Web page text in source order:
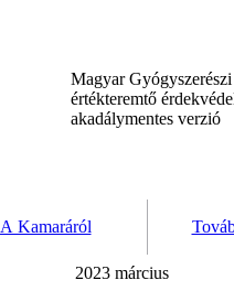
Magyar
értékteremtő
akadálymentes verzió
A Kamaráról
2023 március